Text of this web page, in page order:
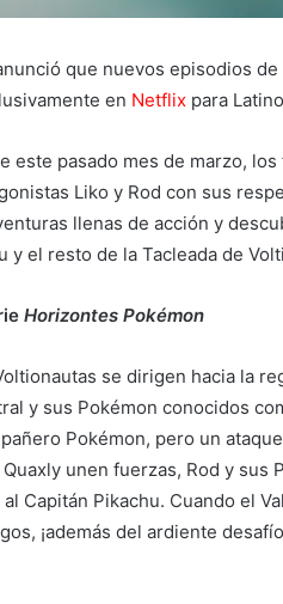
que nuevos episodios de
en Netflixpara
este pasado mes de marzo,
Liko y Rod con sus
llenas de acción y
y el resto de la Tacleada de
Horizontes Pokémon
se dirigen hacia la
y sus Pokémon conocidos
Pokémon, pero un
unen fuerzas, Rod y sus
Capitán Pikachu. Cuando el
¡además del ardiente